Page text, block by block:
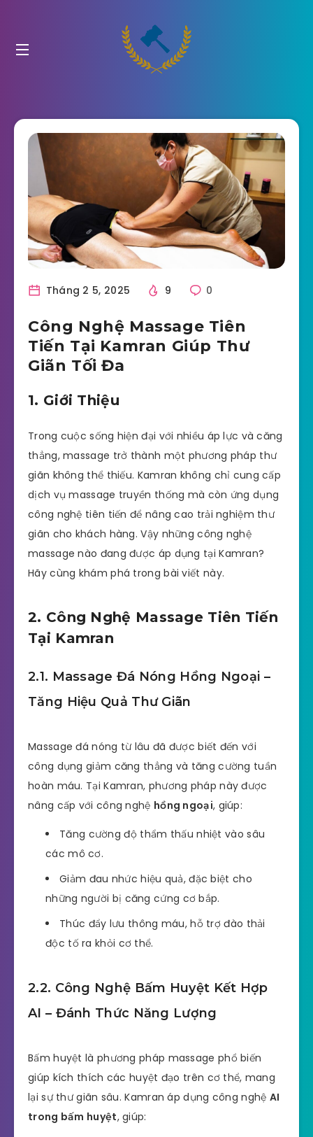
Tháng 2 5, 2025 9 0
Công Nghệ Massage Tiên
Tiến Tại Kamran Giúp Thư
Giãn Tối Đa
1. Giới Thiệu
Trong cuộc sống hiện đại với nhiều áp lực và căng
thẳng, massage trở thành một phương pháp thư
giãn không thể thiếu. Kamran không chỉ cung cấp
dịch vụ massage truyền thống mà còn ứng dụng
công nghệ tiên tiến để nâng cao trải nghiệm thư
giãn cho khách hàng. Vậy những công nghệ
massage nào đang được áp dụng tại Kamran?
Hãy cùng khám phá trong bài viết này.
2. Công Nghệ Massage Tiên Tiến
Tại Kamran
2.1. Massage Đá Nóng Hồng Ngoại –
Tăng Hiệu Quả Thư Giãn
Massage đá nóng từ lâu đã được biết đến với
công dụng giảm căng thẳng và tăng cường tuần
hoàn máu. Tại Kamran, phương pháp này được
nâng cấp với công nghệ hồng ngoại, giúp:
Tăng cường độ thẩm thấu nhiệt vào sâu
các mô cơ.
Giảm đau nhức hiệu quả, đặc biệt cho
những người bị căng cứng cơ bắp.
Thúc đẩy lưu thông máu, hỗ trợ đào thải
độc tố ra khỏi cơ thể.
2.2. Công Nghệ Bấm Huyệt Kết Hợp
AI – Đánh Thức Năng Lượng
Bấm huyệt là phương pháp massage phổ biến
giúp kích thích các huyệt đạo trên cơ thể, mang
lại sự thư giãn sâu. Kamran áp dụng công nghệ AI
trong bấm huyệt, giúp: